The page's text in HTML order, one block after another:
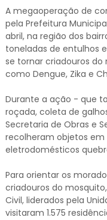
A megaoperação de
pela Prefeitura
abril, na região dos
toneladas de entulhos
se tornar criadouros
como Dengue, Zika e
Durante a ação - que
roçada, coleta de
Secretaria de Obras e
recolheram objetos em
eletrodomésticos
Para orientar os
criadouros do
Civil, liderados pela
visitaram 1.575